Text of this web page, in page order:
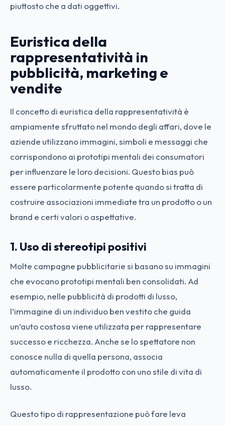
piuttosto che a dati oggettivi.
Euristica della
rappresentatività in
pubblicità, marketing e
vendite
Il concetto di euristica della rappresentatività è
ampiamente sfruttato nel mondo degli affari, dove le
aziende utilizzano immagini, simboli e messaggi che
corrispondono ai prototipi mentali dei consumatori
per influenzare le loro decisioni. Questo bias può
essere particolarmente potente quando si tratta di
costruire associazioni immediate tra un prodotto o un
brand e certi valori o aspettative.
1. Uso di stereotipi positivi
Molte campagne pubblicitarie si basano su immagini
che evocano prototipi mentali ben consolidati. Ad
esempio, nelle pubblicità di prodotti di lusso,
l’immagine di un individuo ben vestito che guida
un’auto costosa viene utilizzata per rappresentare
successo e ricchezza. Anche se lo spettatore non
conosce nulla di quella persona, associa
automaticamente il prodotto con uno stile di vita di
lusso.
Questo tipo di rappresentazione può fare leva